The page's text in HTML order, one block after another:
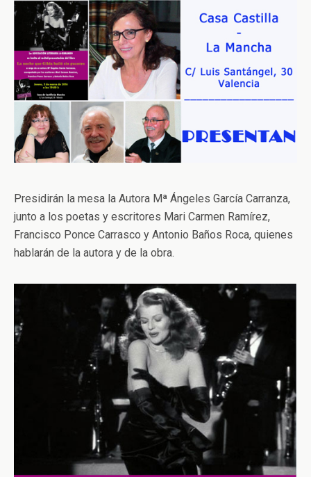
Presidirán la mesa la Autora Mª Ángeles García Carranza,
junto a los poetas y escritores Mari Carmen Ramírez,
Francisco Ponce Carrasco y Antonio Baños Roca, quienes
hablarán de la autora y de la obra.